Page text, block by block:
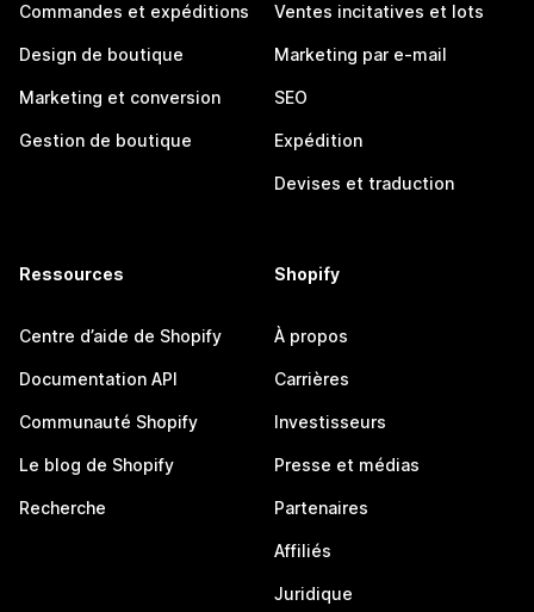
Commandes et expéditions
Design de boutique
Marketing et conversion
Gestion de boutique
Ventes incitatives et lots
Marketing par e-mail
SEO
Expédition
Devises et traduction
Ressources
Centre d’aide de Shopify
Documentation API
Communauté Shopify
Le blog de Shopify
Recherche
Shopify
À propos
Carrières
Investisseurs
Presse et médias
Partenaires
Affiliés
Juridique